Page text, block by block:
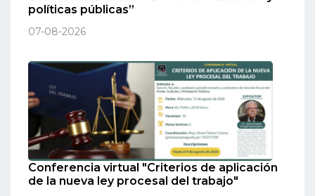
políticas públicas”
07-08-2026
Conferencia virtual "Criterios de aplicación
de la nueva ley procesal del trabajo"